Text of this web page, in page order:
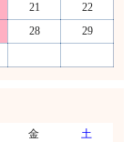
21
22
28
29
金
土